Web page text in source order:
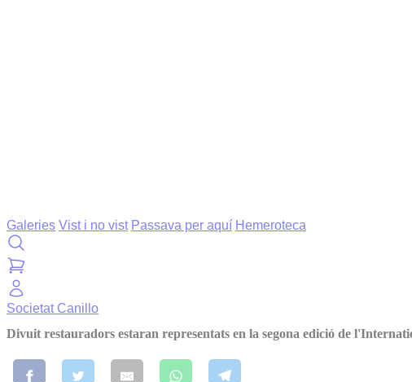
Galeries Vist i no vist Passava per aquí Hemeroteca
Societat Canillo
Divuit restauradors estaran representats en la segona edició de